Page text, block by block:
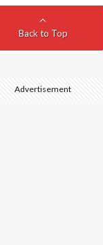
Back to Top
Advertisement